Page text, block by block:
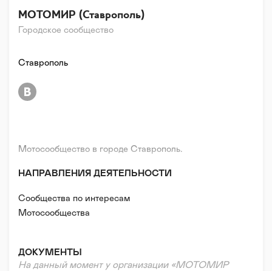
Городское сообщество
МОТОМИР (Ставрополь)
Мотосообщество в городе Ставрополь.
НАПРАВЛЕНИЯ ДЕЯТЕЛЬНОСТИ
Сообщества по интересам
Мотосообщества
ДОКУМЕНТЫ
На данный момент у организации «МОТОМИР
Ставрополь